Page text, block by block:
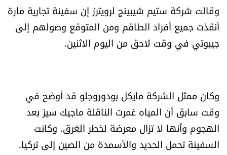
صحّة وصحن
حظّك اليوم
للتاريخ
وقالت شركة ستيم شيبينج لرويترز إن سفينة تجارية مارة
أنقذت جميع أفراد الطاقم ومن المتوقع وصولهم إلى
جيبوتي في وقت لاحق من اليوم الاثنين.
وكان ممثل الشركة مايكل بودوروجلو قد أوضح في
وقت سابق أن المياه غمرت الناقلة ماجيك سيز بعد
الهجوم وأنها لا تزال معرضة لخطر الغرق. وكانت
السفينة تحمل الحديد والأسمدة من الصين إلى تركيا.